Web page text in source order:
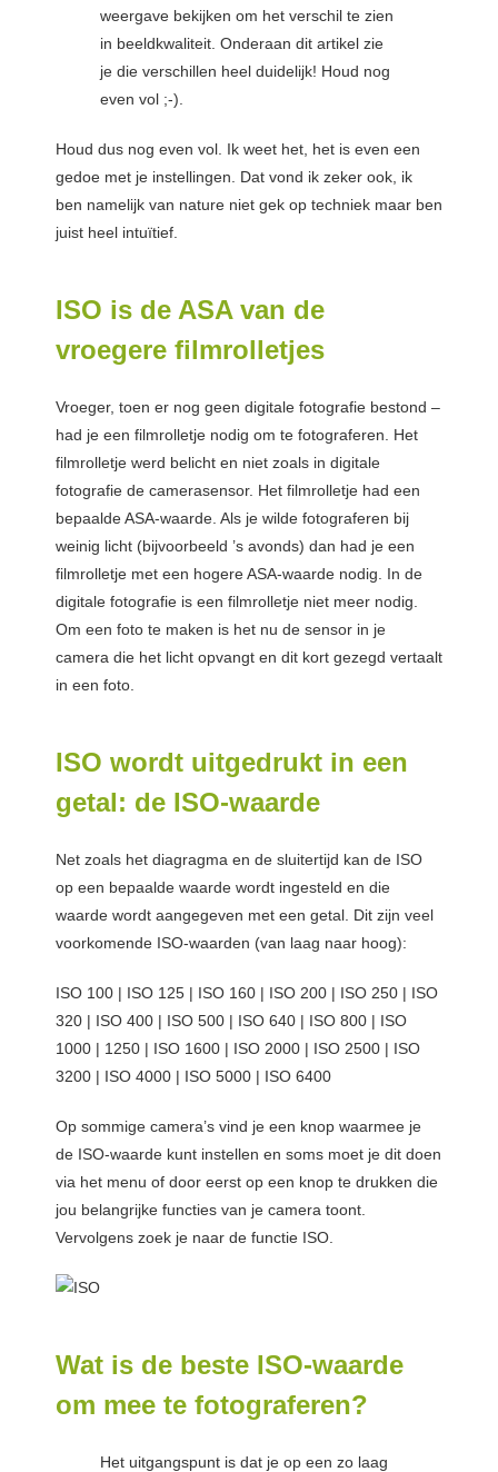
weergave bekijken om het verschil te zien
in beeldkwaliteit. Onderaan dit artikel zie
je die verschillen heel duidelijk! Houd nog
even vol ;-).
Houd dus nog even vol. Ik weet het, het is even een
gedoe met je instellingen. Dat vond ik zeker ook, ik
ben namelijk van nature niet gek op techniek maar ben
juist heel intuïtief.
ISO is de ASA van de
vroegere filmrolletjes
Vroeger, toen er nog geen digitale fotografie bestond –
had je een filmrolletje nodig om te fotograferen. Het
filmrolletje werd belicht en niet zoals in digitale
fotografie de camerasensor. Het filmrolletje had een
bepaalde ASA-waarde. Als je wilde fotograferen bij
weinig licht (bijvoorbeeld ’s avonds) dan had je een
filmrolletje met een hogere ASA-waarde nodig. In de
digitale fotografie is een filmrolletje niet meer nodig.
Om een foto te maken is het nu de sensor in je
camera die het licht opvangt en dit kort gezegd vertaalt
in een foto.
ISO wordt uitgedrukt in een
getal: de ISO-waarde
Net zoals het diagragma en de sluitertijd kan de ISO
op een bepaalde waarde wordt ingesteld en die
waarde wordt aangegeven met een getal. Dit zijn veel
voorkomende ISO-waarden (van laag naar hoog):
ISO 100 | ISO 125 | ISO 160 | ISO 200 | ISO 250 | ISO
320 | ISO 400 | ISO 500 | ISO 640 | ISO 800 | ISO
1000 | 1250 | ISO 1600 | ISO 2000 | ISO 2500 | ISO
3200 | ISO 4000 | ISO 5000 | ISO 6400
Op sommige camera’s vind je een knop waarmee je
de ISO-waarde kunt instellen en soms moet je dit doen
via het menu of door eerst op een knop te drukken die
jou belangrijke functies van je camera toont.
Vervolgens zoek je naar de functie ISO.
Wat is de beste ISO-waarde
om mee te fotograferen?
Het uitgangspunt is dat je op een zo laag